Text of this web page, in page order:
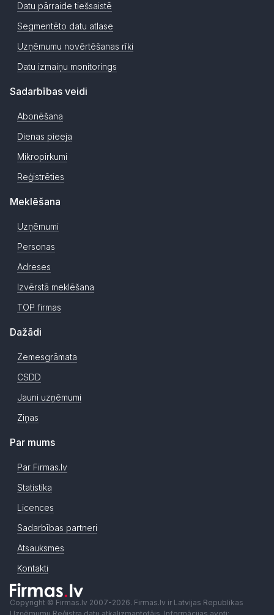
Datu pārraide tiešsaistē
Segmentēto datu atlase
Uzņēmumu novērtēšanas rīki
Datu izmaiņu monitorings
Sadarbības veidi
Abonēšana
Dienas pieeja
Mikropirkumi
Reģistrēties
Meklēšana
Uzņēmumi
Personas
Adreses
Izvērstā meklēšana
TOP firmas
Dažādi
Zemesgrāmata
CSDD
Jauni uzņēmumi
Ziņas
Par mums
Par Firmas.lv
Statistika
Licences
Sadarbības partneri
Atsauksmes
Kontakti
Copyright © Firmas.lv 2007-2026. Firmas.lv ir Latvijas Republikas